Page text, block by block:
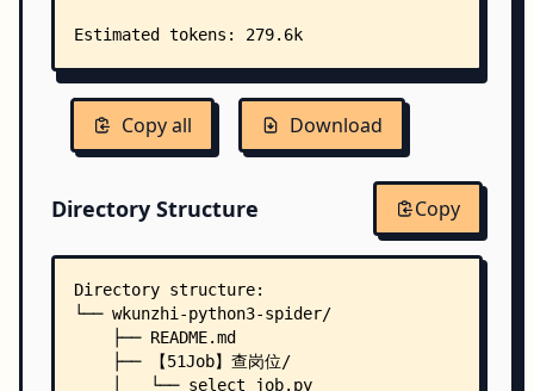
Copy all Download
Directory Structure Copy
Directory structure:
└── wkunzhi-python3-spider/
    ├── README.md
    ├── 【51Job】查岗位/
    │   └── select_job.py